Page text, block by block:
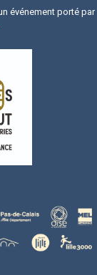
événement porté par